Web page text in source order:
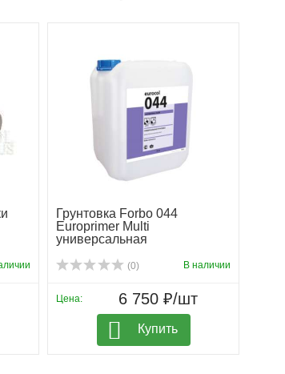
Грунтовка Forbo 044
Europrimer Multi
универсальная
(0) В наличии
Цена: 6 750 ₽/шт
Купить